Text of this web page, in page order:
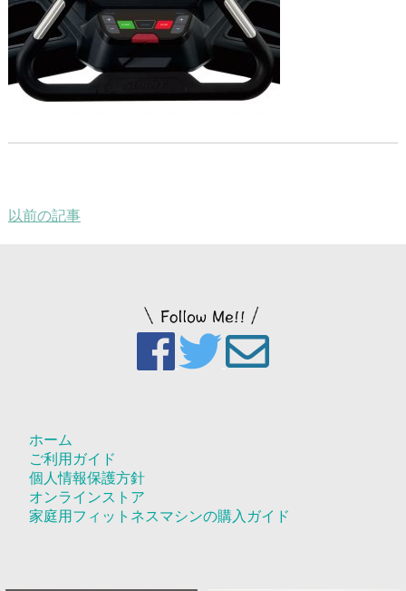
以前の記事
ホーム
ご利用ガイド
個人情報保護方針
オンラインストア
家庭用フィットネスマシンの購入ガイド